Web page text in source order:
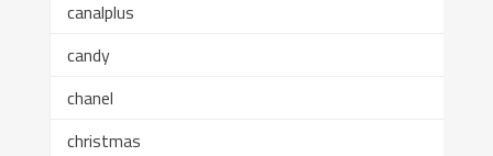
canalplus
candy
chanel
christmas